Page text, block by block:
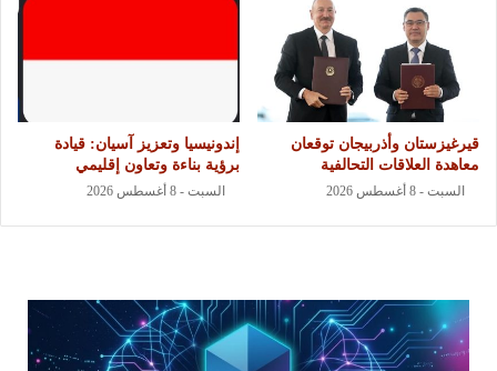
قيرغيزستان وأذربيجان توقعان
معاهدة العلاقات التحالفية
السبت - 8 أغسطس 2026
إندونيسيا وتعزيز آسيان: قيادة
برؤية بناءة وتعاون إقليمي
السبت - 8 أغسطس 2026